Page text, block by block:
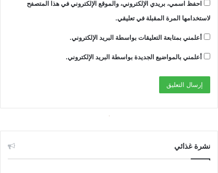
احفظ اسمي، بريدي الإلكتروني، والموقع الإلكتروني في هذا المتصفح
لاستخدامها المرة المقبلة في تعليقي.
أعلمني بمتابعة التعليقات بواسطة البريد الإلكتروني.
أعلمني بالمواضيع الجديدة بواسطة البريد الإلكتروني.
نشرة غذائي